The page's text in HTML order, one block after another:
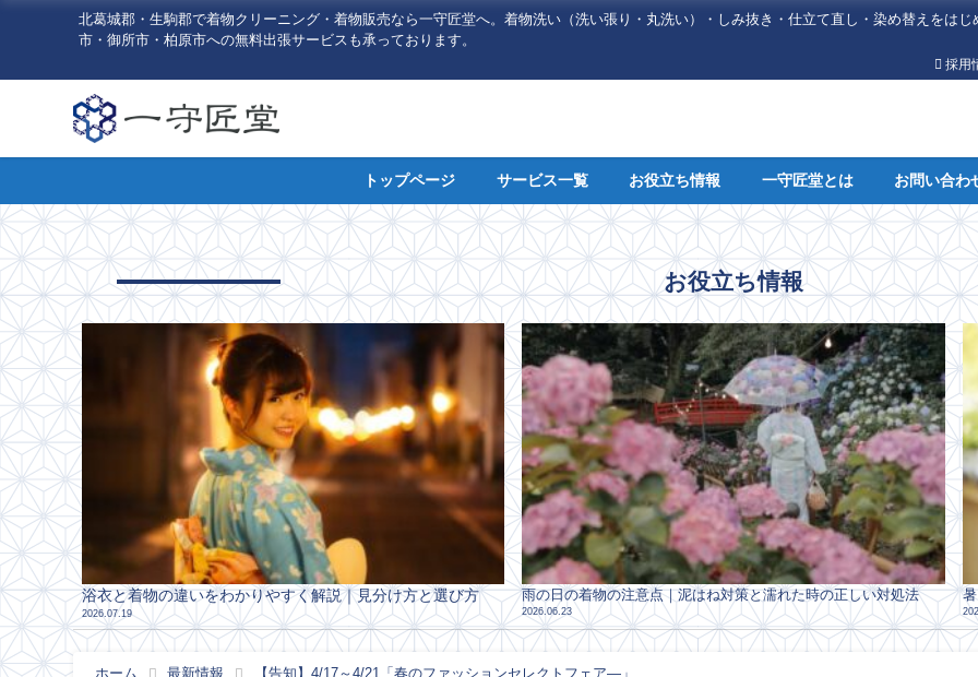
北葛城郡・生駒郡で着物クリーニング・着物販売なら一守匠堂へ。着物洗い（洗い張り・丸洗い）・しみ抜き・仕立て直し・染め替えをは
市・御所市・柏原市への無料出張サービスも承っております。
採用
トップページ サービス一覧 お役立ち情報 一守匠堂とは お問い合わ
お役立ち情報
浴衣と着物の違いをわかりやすく解説｜見分け方と選び方
2026.07.19
雨の日の着物の注意点｜泥はね対策と濡れた時の正しい対処法
2026.06.23
ホーム 最新情報 【告知】4/17～4/21「春のファッションセレクトフェア―」